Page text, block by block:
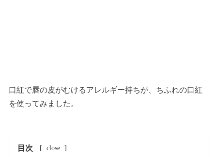
口紅で唇の皮がむけるアレルギー持ちが、ちふれの口紅
を使ってみました。
目次 [ close ]